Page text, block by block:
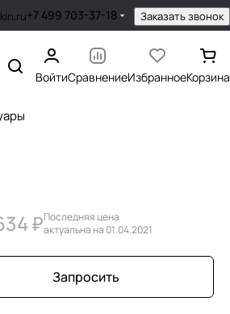
+7 499 703-37-18 Заказать звонок
ВойтиСравнениеИзбранноеКорзина
₽Последняя цена
актуальна на 01.04.2021
Запросить